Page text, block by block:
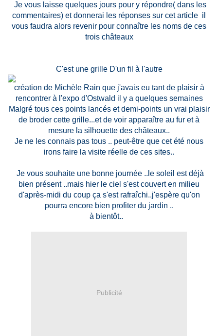
Je vous laisse quelques jours pour y répondre( dans les
commentaires) et donnerai les réponses sur cet article il
vous faudra alors revenir pour connaître les noms de ces
trois châteaux
C'est une grille D'un fil à l'autre
création de Michèle Rain que j'avais eu tant de plaisir à
rencontrer à l'expo d'Ostwald il y a quelques semaines
Malgré tous ces points lancés et demi-points un vrai plaisir
de broder cette grille...et de voir apparaître au fur et à
mesure la silhouette des châteaux..
Je ne les connais pas tous .. peut-être que cet été nous
irons faire la visite réelle de ces sites..
Je vous souhaite une bonne journée ..le soleil est déjà
bien présent ..mais hier le ciel s'est couvert en milieu
d'après-midi du coup ça s'est rafraîchi..j'espère qu'on
pourra encore bien profiter du jardin ..
à bientôt..
Publicité